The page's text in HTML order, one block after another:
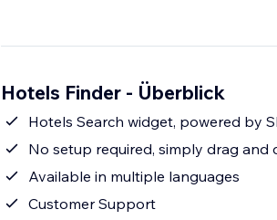
Hotels Finder - Überblick
Hotels Search widget, powered by
No setup required, simply drag and
Available in multiple languages
Customer Support